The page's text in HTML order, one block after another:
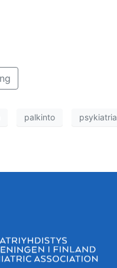
palkinto psykiatria